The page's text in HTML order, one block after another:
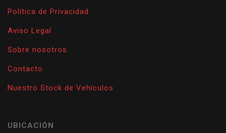
Política de Privacidad
Aviso Legal
Sobre nosotros
Contacto
Nuestro Stock de Vehículos
UBICACIÓN